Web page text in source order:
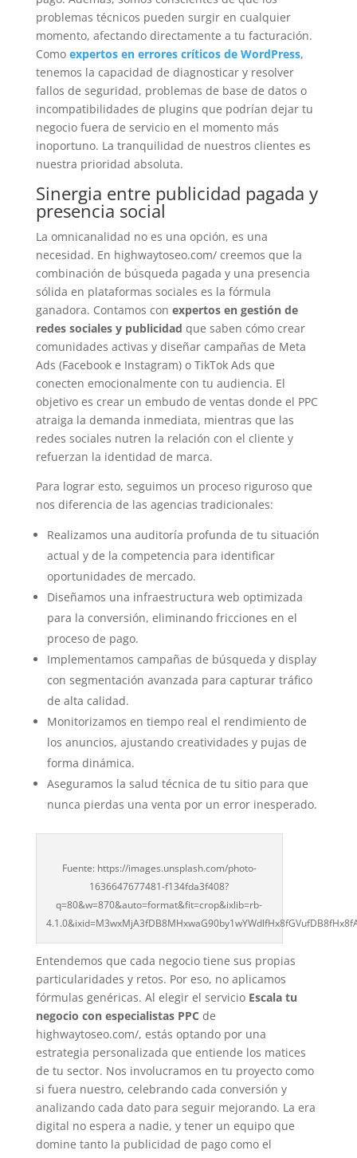
problemas técnicos pueden surgir en cualquier
momento, afectando directamente a tu facturación.
Como expertos en errores críticos de WordPress,
tenemos la capacidad de diagnosticar y resolver
fallos de seguridad, problemas de base de datos o
incompatibilidades de plugins que podrían dejar tu
negocio fuera de servicio en el momento más
inoportuno. La tranquilidad de nuestros clientes es
nuestra prioridad absoluta.
Sinergia entre publicidad pagada y
presencia social
La omnicanalidad no es una opción, es una
necesidad. En highwaytoseo.com/ creemos que la
combinación de búsqueda pagada y una presencia
sólida en plataformas sociales es la fórmula
ganadora. Contamos con expertos en gestión de
redes sociales y publicidad que saben cómo crear
comunidades activas y diseñar campañas de Meta
Ads (Facebook e Instagram) o TikTok Ads que
conecten emocionalmente con tu audiencia. El
objetivo es crear un embudo de ventas donde el PPC
atraiga la demanda inmediata, mientras que las
redes sociales nutren la relación con el cliente y
refuerzan la identidad de marca.
Para lograr esto, seguimos un proceso riguroso que
nos diferencia de las agencias tradicionales:
Realizamos una auditoría profunda de tu situación
actual y de la competencia para identificar
oportunidades de mercado.
Diseñamos una infraestructura web optimizada
para la conversión, eliminando fricciones en el
proceso de pago.
Implementamos campañas de búsqueda y display
con segmentación avanzada para capturar tráfico
de alta calidad.
Monitorizamos en tiempo real el rendimiento de
los anuncios, ajustando creatividades y pujas de
forma dinámica.
Aseguramos la salud técnica de tu sitio para que
nunca pierdas una venta por un error inesperado.
Fuente: https://images.unsplash.com/photo-
1636647677481-f134fda3f408?
q=80&w=870&auto=format&fit=crop&ixlib=rb-
Entendemos que cada negocio tiene sus propias
particularidades y retos. Por eso, no aplicamos
fórmulas genéricas. Al elegir el servicio Escala tu
negocio con especialistas PPC de
highwaytoseo.com/, estás optando por una
estrategia personalizada que entiende los matices
de tu sector. Nos involucramos en tu proyecto como
si fuera nuestro, celebrando cada conversión y
analizando cada dato para seguir mejorando. La era
digital no espera a nadie, y tener un equipo que
domine tanto la publicidad de pago como el